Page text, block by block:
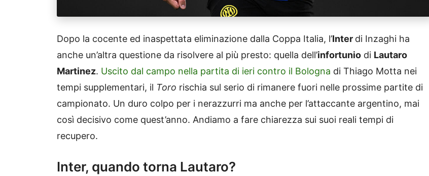
Dopo la cocente ed inaspettata eliminazione dalla Coppa Italia, l’Inter di Inzaghi ha
anche un’altra questione da risolvere al più presto: quella dell’infortunio di Lautaro
Martinez. Uscito dal campo nella partita di ieri contro il Bologna di Thiago Motta nei
tempi supplementari, il Toro rischia sul serio di rimanere fuori nelle prossime partite di
campionato. Un duro colpo per i nerazzurri ma anche per l’attaccante argentino, mai
così decisivo come quest’anno. Andiamo a fare chiarezza sui suoi reali tempi di
recupero.
Inter, quando torna Lautaro?